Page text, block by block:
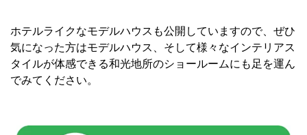
ホテルライクなモデルハウスも公開していますので、ぜひ
気になった方はモデルハウス、そして様々なインテリアス
タイルが体感できる和光地所のショールームにも足を運ん
でみてください。